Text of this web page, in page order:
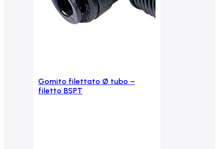
Aggiungi al carrello
Gomito filettato Ø tubo –
filetto BSPT